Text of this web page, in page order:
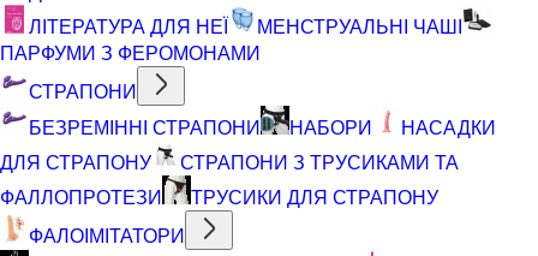
ЛІТЕРАТУРА ДЛЯ НЕЇ
МЕНСТРУАЛЬНІ ЧАШІ
ПАРФУМИ З ФЕРОМОНАМИ
СТРАПОНИ
БЕЗРЕМІННІ СТРАПОНИ
НАБОРИ
НАСАДКИ
ДЛЯ СТРАПОНУ
СТРАПОНИ З ТРУСИКАМИ ТА
ФАЛЛОПРОТЕЗИ
ТРУСИКИ ДЛЯ СТРАПОНУ
ФАЛОІМІТАТОРИ